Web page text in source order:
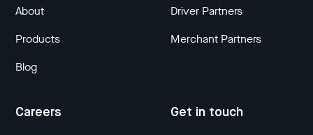
About
Products
Blog
Driver Partners
Merchant Partners
Careers Get in touch